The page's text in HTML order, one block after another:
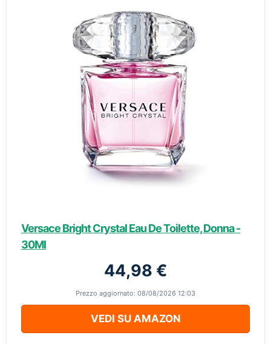
Versace Bright Crystal Eau De Toilette, Donna -
30Ml
44,98 €
Prezzo aggiornato: 08/08/2026 12:03
VEDI SU AMAZON